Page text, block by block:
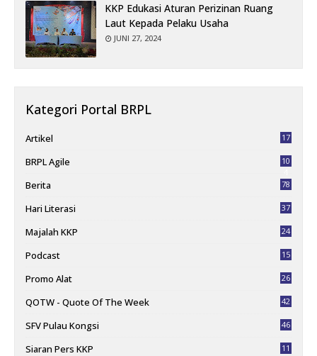
KKP Edukasi Aturan Perizinan Ruang
Laut Kepada Pelaku Usaha
JUNI 27, 2024
Kategori Portal BRPL
Artikel 17
BRPL Agile
10
Berita 78
Hari Literasi 37
Majalah KKP 24
Podcast 15
Promo Alat 26
QOTW - Quote Of The Week 42
SFV Pulau Kongsi 46
Siaran Pers KKP
11